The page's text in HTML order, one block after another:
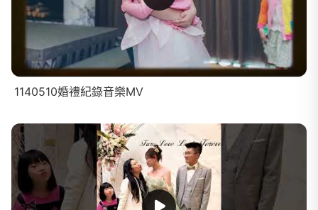
1140510婚禮紀錄音樂MV